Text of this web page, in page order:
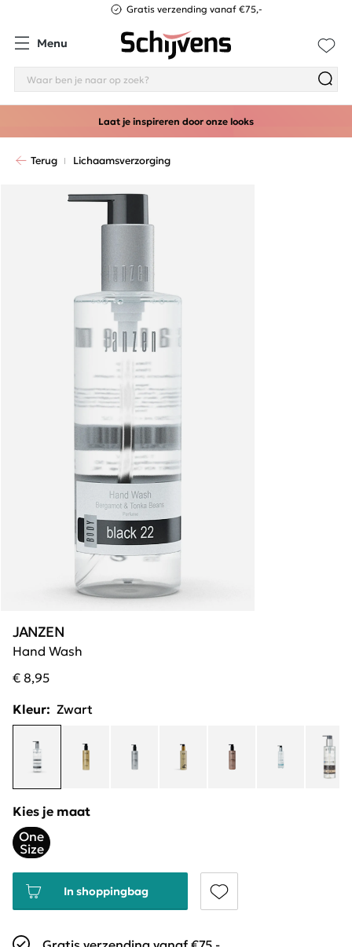
Gratis verzending vanaf €75,-
Menu
Laat je inspireren door onze looks
Terug Lichaamsverzorging
Hand Wash
JANZEN
€ 8,95
Kleur: Zwart
Kies je maat
One
Size
In shoppingbag